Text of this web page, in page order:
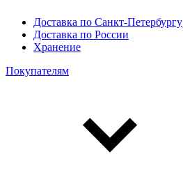
Доставка по Санкт-Петербургу
Доставка по России
Хранение
Покупателям